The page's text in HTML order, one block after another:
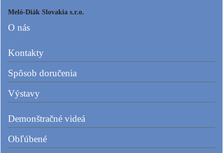
Meló-Diák Slovakia s.r.o.
O nás
Kontakty
Spôsob doručenia
Výstavy
Demonštračné videá
Obľúbené